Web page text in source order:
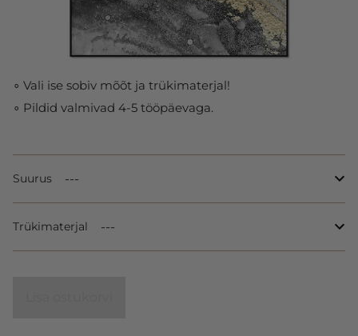
∘ Vali ise sobiv mõõt ja trükimaterjal!
∘ Pildid valmivad 4-5 tööpäevaga.
Suurus
Trükimaterjal